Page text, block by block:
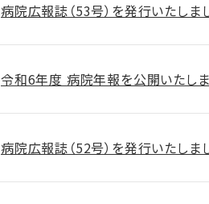
病院広報誌（53号）を発行いたしま
令和6年度 病院年報を公開いたしま
病院広報誌（52号）を発行いたしま